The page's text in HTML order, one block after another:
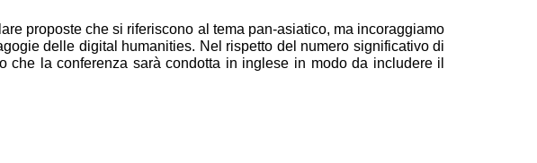
proposte che si riferiscono al tema pan-asiatico, ma incoraggiamo
delle digital humanities. Nel rispetto del numero significativo di
la conferenza sarà condotta in inglese in modo da includere il